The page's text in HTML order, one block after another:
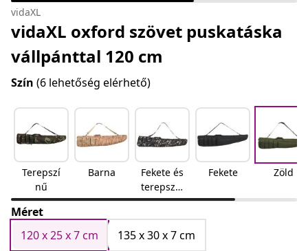
vidaXL
vidaXL oxford szövet puskatáska
vállpánttal 120 cm
Szín (6 lehetőség elérhető)
Terepszí
nű
Barna
Fekete és
terepszín
ű
Fekete Zöld
Méret
120 x 25 x 7 cm
135 x 30 x 7 cm